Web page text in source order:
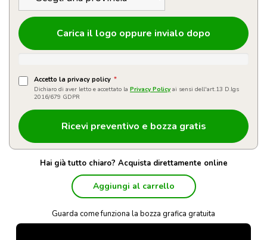
Carica il logo oppure invialo dopo
Accetto la privacy policy *
Dichiaro di aver letto e accettato la Privacy Policy ai sensi dell'art.13 D.lgs
2016/679 GDPR
Hai già tutto chiaro? Acquista direttamente online
Aggiungi al carrello
Guarda come funziona la bozza grafica gratuita